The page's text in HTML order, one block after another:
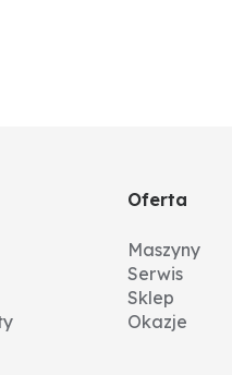
Oferta
Maszyny
Serwis
Sklep
Okazje